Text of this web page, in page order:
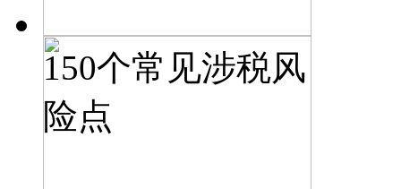
150个常见涉税风
险点